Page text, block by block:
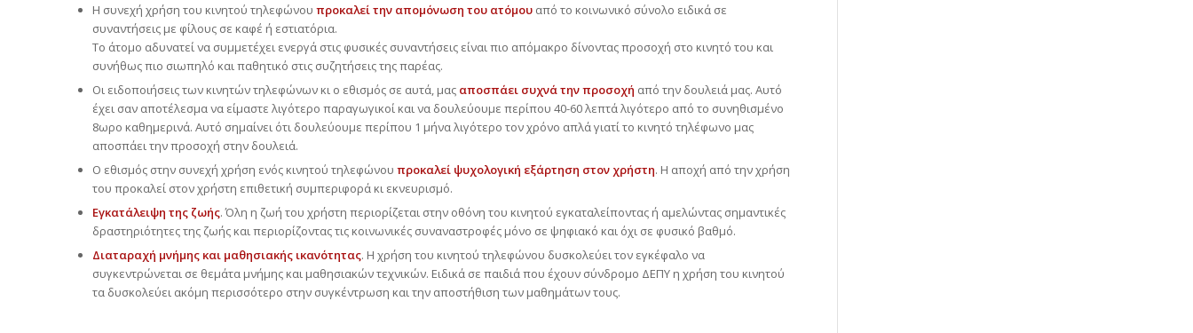
Η συνεχή χρήση του κινητού τηλεφώνου προκαλεί την απομόνωση του ατόμουαπό το κοινωνικό σύνολο ειδικά σε
συναντήσεις με φίλους σε καφέ ή εστιατόρια.
Το άτομο αδυνατεί να συμμετέχει ενεργά στις φυσικές συναντήσεις είναι πιο απόμακρο δίνοντας προσοχή στο κινητό του και
συνήθως πιο σιωπηλό και παθητικό στις συζητήσεις της παρέας.
Οι ειδοποιήσεις των κινητών τηλεφώνων κι ο εθισμός σε αυτά, μας αποσπάει συχνά την προσοχή από την δουλειά μας. Αυτό
έχει σαν αποτέλεσμα να είμαστε λιγότερο παραγωγικοί και να δουλεύουμε περίπου 40-60 λεπτά λιγότερο από το συνηθισμένο
8ωρο καθημερινά. Αυτό σημαίνει ότι δουλεύουμε περίπου 1 μήνα λιγότερο τον χρόνο απλά γιατί το κινητό τηλέφωνο μας
αποσπάει την προσοχή στην δουλειά.
Ο εθισμός στην συνεχή χρήση ενός κινητού τηλεφώνου προκαλεί ψυχολογική εξάρτηση στον χρήστη. Η αποχή από την χρήση
του προκαλεί στον χρήστη επιθετική συμπεριφορά κι εκνευρισμό.
Εγκατάλειψη της ζωής. Όλη η ζωή του χρήστη περιορίζεται στην οθόνη του κινητού εγκαταλείποντας ή αμελώντας σημαντικές
δραστηριότητες της ζωής και περιορίζοντας τις κοινωνικές συναναστροφές μόνο σε ψηφιακό και όχι σε φυσικό βαθμό.
Διαταραχή μνήμης και μαθησιακής ικανότητας. Η χρήση του κινητού τηλεφώνου δυσκολεύει τον εγκέφαλο να
συγκεντρώνεται σε θεμάτα μνήμης και μαθησιακών τεχνικών. Ειδικά σε παιδιά που έχουν σύνδρομο ΔΕΠΥ η χρήση του κινητού
τα δυσκολεύει ακόμη περισσότερο στην συγκέντρωση και την αποστήθιση των μαθημάτων τους.